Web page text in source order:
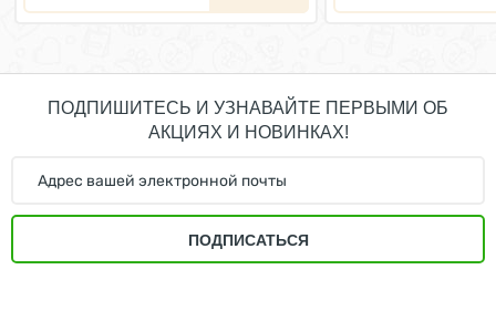
ПОДПИШИТЕСЬ И УЗНАВАЙТЕ ПЕРВЫМИ ОБ
АКЦИЯХ И НОВИНКАХ!
ПОДПИСАТЬСЯ